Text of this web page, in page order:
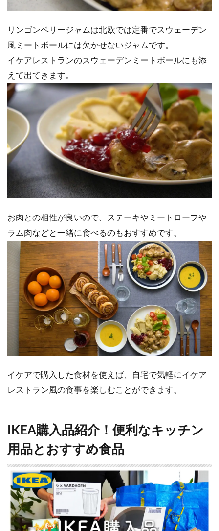
リンゴンベリージャムは北欧では定番でスウェーデン
風ミートボールには欠かせないジャムです。
イケアレストランのスウェーデンミートボールにも添
えて出てきます。
お肉との相性が良いので、ステーキやミートローフや
ラム肉などと一緒に食べるのもおすすめです。
イケアで購入した食材を使えば、自宅で気軽にイケア
レストラン風の食事を楽しむことができます。
IKEA購入品紹介！便利なキッチン
用品とおすすめ食品